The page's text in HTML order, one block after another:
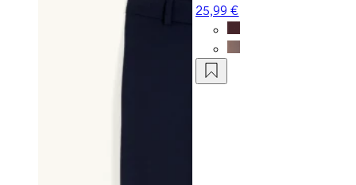
25,99 €